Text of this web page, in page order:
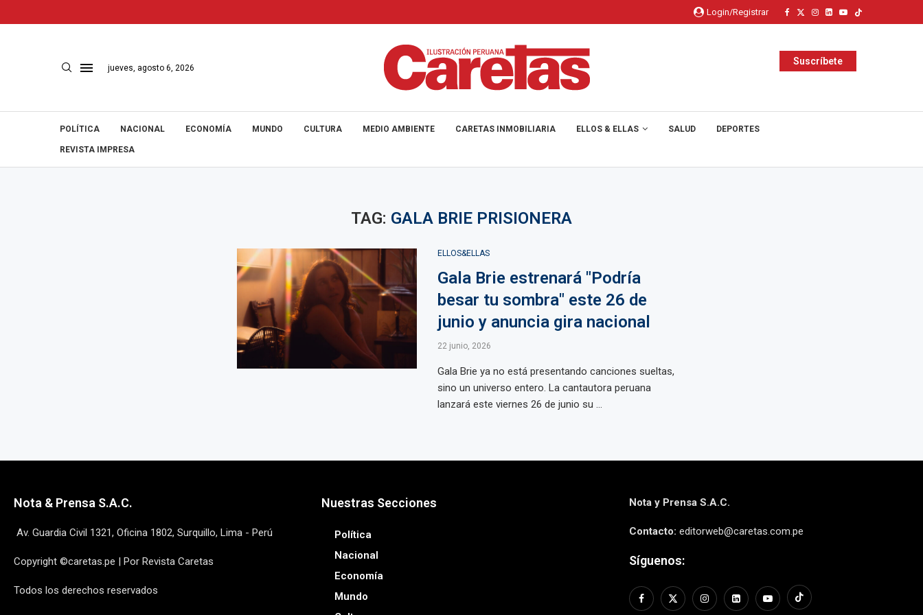
Login/Registrar
jueves, agosto 6, 2026
Suscríbete
POLÍTICA NACIONAL ECONOMÍA MUNDO CULTURA MEDIO AMBIENTE CARETAS INMOBILIARIA ELLOS & ELLAS SALUD DEPORTES
REVISTA IMPRESA
TAG: GALA BRIE PRISIONERA
ELLOS&ELLAS
Gala Brie estrenará "Podría
besar tu sombra" este 26 de
junio y anuncia gira nacional
22 junio, 2026
Gala Brie ya no está presentando canciones sueltas,
sino un universo entero. La cantautora peruana
lanzará este viernes 26 de junio su ...
Nota & Prensa S.A.C.
Av. Guardia Civil 1321, Oficina 1802, Surquillo, Lima - Perú
Copyright ©caretas.pe | Por Revista Caretas
Todos los derechos reservados
Nuestras Secciones
Política
Nacional
Economía
Mundo
Nota y Prensa S.A.C.
Contacto: editorweb@caretas.com.pe
Síguenos: